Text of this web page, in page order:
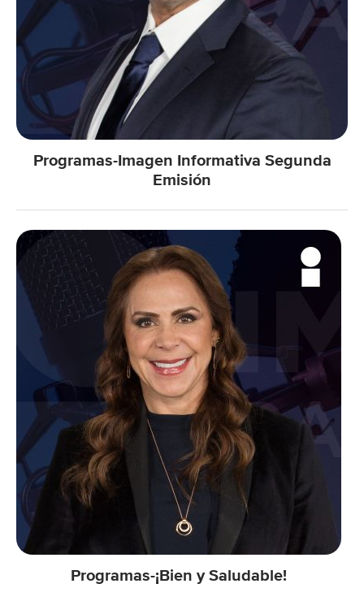
Programas-Imagen Informativa Segunda
Emisión
Programas-¡Bien y Saludable!